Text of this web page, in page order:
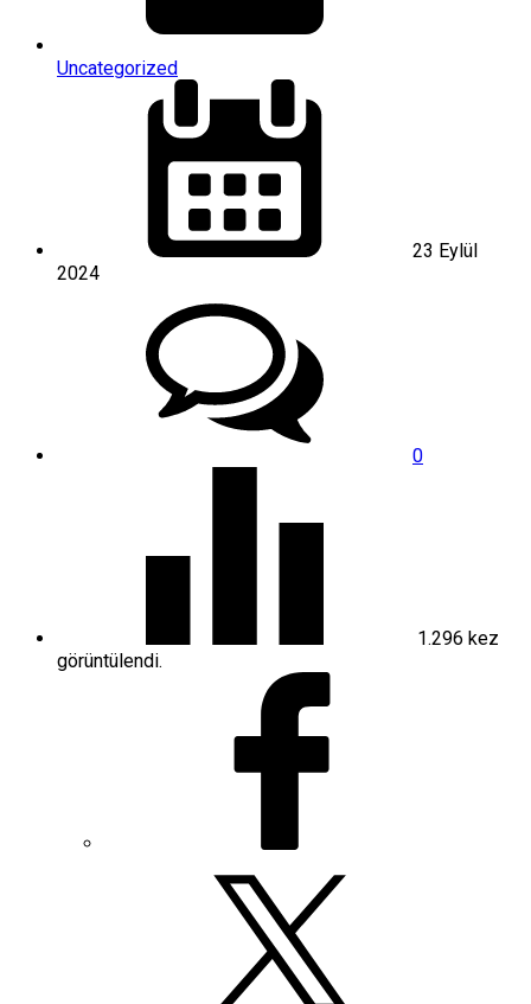
Uncategorized
23 Eylül
2024
0
1.296 kez
görüntülendi.